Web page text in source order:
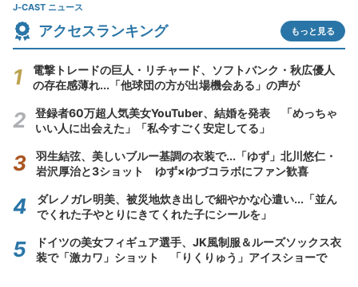
J-CAST ニュース
アクセスランキング もっと見る
電撃トレードの巨人・リチャード、ソフトバンク・秋広優人
の存在感薄れ...「他球団の方が出場機会ある」の声が
登録者60万超人気美女YouTuber、結婚を発表 「めっちゃ
いい人に出会えた」「私今すごく安定してる」
羽生結弦、美しいブルー基調の衣装で...「ゆず」北川悠仁・
岩沢厚治と3ショット ゆず×ゆづコラボにファン歓喜
ダレノガレ明美、被災地炊き出しで細やかな心遣い...「並ん
でくれた子やとりにきてくれた子にシールを」
ドイツの美女フィギュア選手、JK風制服＆ルーズソックス衣
装で「激カワ」ショット 「りくりゅう」アイスショーで